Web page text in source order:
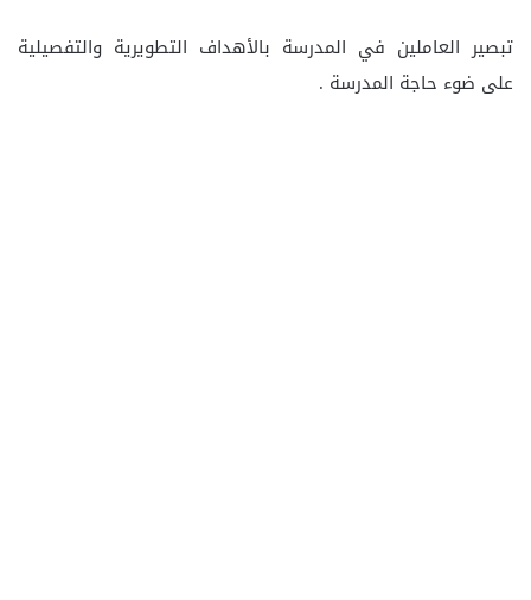
تبصير العاملين في المدرسة بالأهداف التطويرية والتفصيلية
على ضوء حاجة المدرسة .